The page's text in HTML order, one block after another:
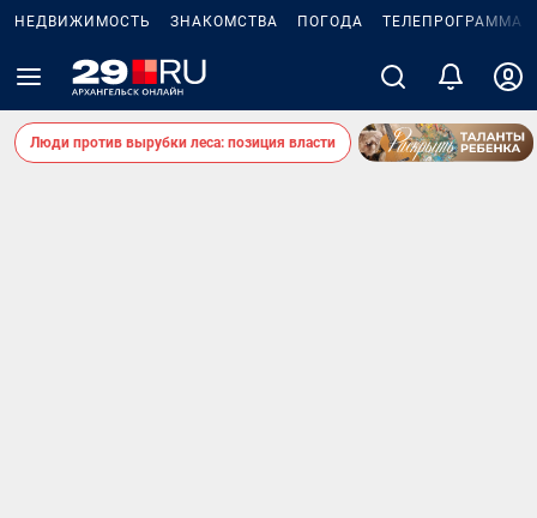
НЕДВИЖИМОСТЬ ЗНАКОМСТВА ПОГОДА ТЕЛЕПРОГРАММА
Люди против вырубки леса: позиция власти